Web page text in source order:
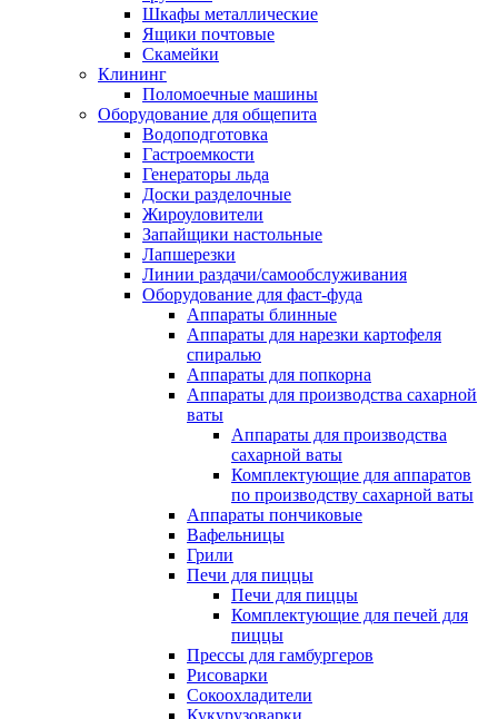
Шкафы металлические
Ящики почтовые
Скамейки
Клининг
Поломоечные машины
Оборудование для общепита
Водоподготовка
Гастроемкости
Генераторы льда
Доски разделочные
Жироуловители
Запайщики настольные
Лапшерезки
Линии раздачи/самообслуживания
Оборудование для фаст-фуда
Аппараты блинные
Аппараты для нарезки картофеля
спиралью
Аппараты для попкорна
Аппараты для производства сахарной
ваты
Аппараты для производства
сахарной ваты
Комплектующие для аппаратов
по производству сахарной ваты
Аппараты пончиковые
Вафельницы
Грили
Печи для пиццы
Печи для пиццы
Комплектующие для печей для
пиццы
Прессы для гамбургеров
Рисоварки
Сокоохладители
Кукурузоварки